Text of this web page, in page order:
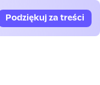
Podziękuj za treści